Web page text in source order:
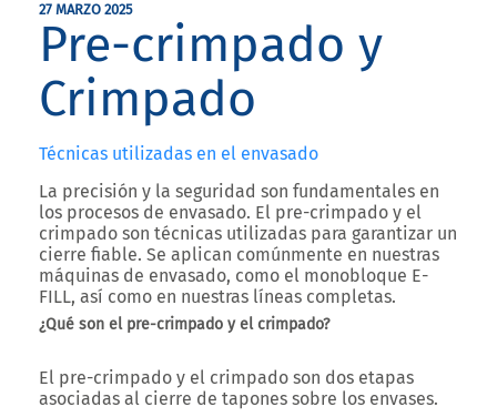
27 MARZO 2025
Pre-crimpado y
Crimpado
Técnicas utilizadas en el envasado
La precisión y la seguridad son fundamentales en
los procesos de envasado. El pre-crimpado y el
crimpado son técnicas utilizadas para garantizar un
cierre fiable. Se aplican comúnmente en nuestras
máquinas de envasado, como el monobloque E-
FILL, así como en nuestras líneas completas.
¿Qué son el pre-crimpado y el crimpado?
El pre-crimpado y el crimpado son dos etapas
asociadas al cierre de tapones sobre los envases.